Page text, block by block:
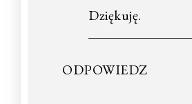
Dziękuję.
ODPOWIEDZ